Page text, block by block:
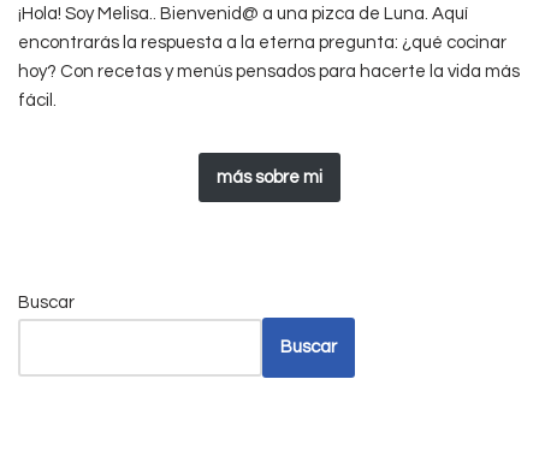
¡Hola! Soy Melisa.. Bienvenid@ a una pizca de Luna. Aquí
encontrarás la respuesta a la eterna pregunta: ¿qué cocinar
hoy? Con recetas y menús pensados para hacerte la vida más
fácil.
más sobre mi
Buscar
Buscar